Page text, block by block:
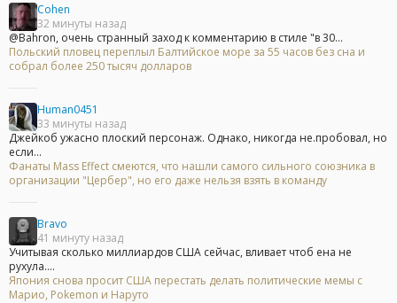
Cohen
32 минуты назад
@Bahron, очень странный заход к комментарию в стиле "в 30...
Польский пловец переплыл Балтийское море за 55 часов без сна и
собрал более 250 тысяч долларов
Human0451
33 минуты назад
Джейкоб ужасно плоский персонаж. Однако, никогда не.пробовал, но
если...
Фанаты Mass Effect смеются, что нашли самого сильного союзника в
организации "Цербер", но его даже нельзя взять в команду
Bravo
41 минуту назад
Учитывая сколько миллиардов США сейчас, вливает чтоб ена не
рухула....
Япония снова просит США перестать делать политические мемы с
Марио, Pokemon и Наруто